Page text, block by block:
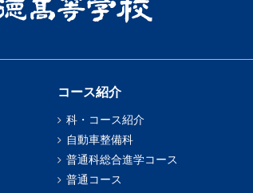
コース紹介
科・コース紹介
自動車整備科
普通科総合進学コース
普通コース